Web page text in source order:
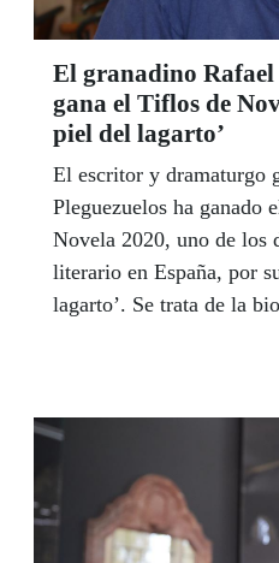
patrimonio de toda
críticamente
económico por su
desigualdades de esta
El granadino Rafael
gana el Tiflos de
piel del lagarto’
El escritor y dramaturgo
Pleguezuelos ha ganado
Novela 2020, uno de los
literario en España, por
lagarto’. Se trata de la
de energía y una
que me abre una
autor, tras darse a
esta XXIII edición de los